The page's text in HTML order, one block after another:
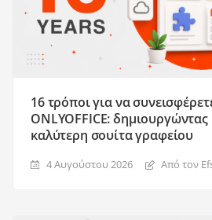
16 τρόποι για να
ONLYOFFICE: δημιουργώντας
καλύτερη σουίτα γραφείου
4 Αυγούστου 2026 Από τον